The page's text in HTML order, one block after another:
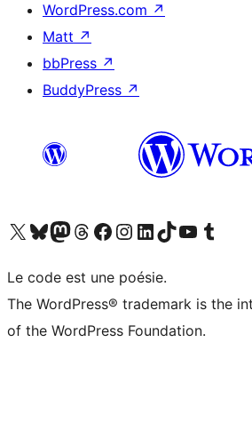
WordPress.com ↗
Matt ↗
bbPress ↗
BuddyPress ↗
Visitez notre compte X (précédemment Twitter)
Visiter notre compte Bluesky
Visiter notre compte Mastodon
Visiter notre compte Threads
Consulter notre compte Facebook
Consulter notre compte Instagram
Consulter notre compte LinkedIn
Visiter notre compte TokTok
Visiter notre chaîne YouTube
Visiter notre compte
Le code est une poésie.
The WordPress® trademark is the
of the WordPress Foundation.